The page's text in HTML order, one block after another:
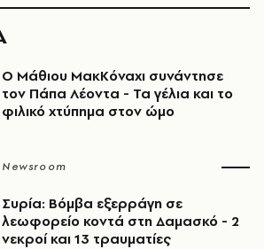
Ο Μάθιου ΜακΚόναχι συνάντησε
τον Πάπα Λέοντα - Τα γέλια και το
φιλικό χτύπημα στον ώμο
Newsroom
Συρία: Βόμβα εξερράγη σε
λεωφορείο κοντά στη Δαμασκό - 2
νεκροί και 13 τραυματίες